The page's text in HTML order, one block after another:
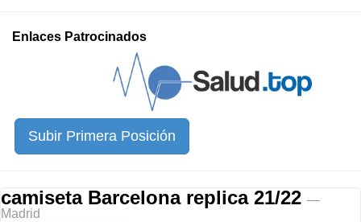
Enlaces Patrocinados
Subir Primera Posición
camiseta Barcelona replica 21/22 —
Madrid